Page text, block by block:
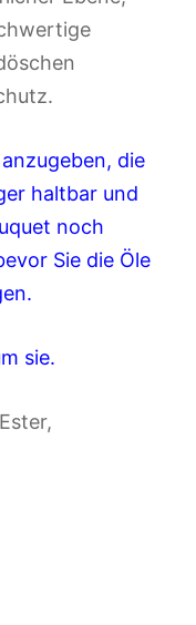
die
haltbar und
noch
Sie die Öle
sie.